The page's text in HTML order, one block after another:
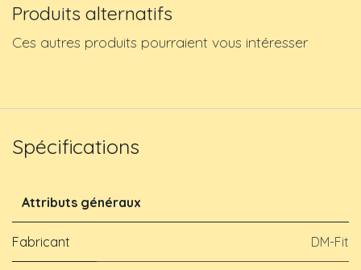
Produits alternatifs
Ces autres produits pourraient vous intéresser
Spécifications
Attributs généraux
Fabricant DM-Fit